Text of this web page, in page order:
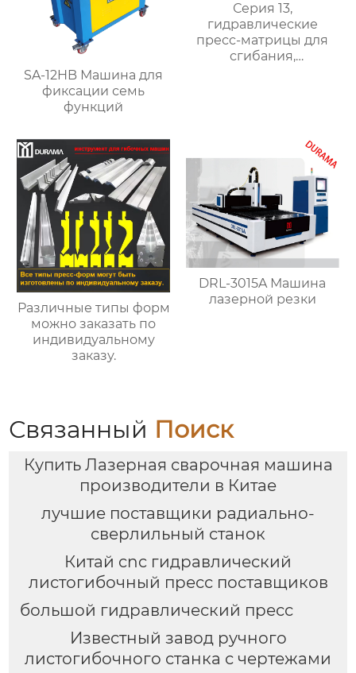
SA-12HB Машина для
фиксации семь
функций
Серия 13,
гидравлические
пресс-матрицы для
сгибания,
Различные типы форм
можно заказать по
индивидуальному
заказу.
DRL-3015A Машина
лазерной резки
Связанный Поиск
Купить Лазерная сварочная машина
производители в Китае
лучшие поставщики радиально-
сверлильный станок
Китай cnc гидравлический
листогибочный пресс поставщиков
большой гидравлический пресс
Известный завод ручного
листогибочного станка с чертежами